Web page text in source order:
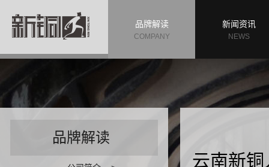
品牌解读
COMPANY
新闻资讯
NEWS
品牌解读
云南新